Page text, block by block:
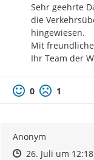
Sehr geehrte
die
hingewiesen.
Mit
Ihr Team der
0 1
Anonym
Zeitpunkt des
Zeitpunkt des
26. Juli um 12:18